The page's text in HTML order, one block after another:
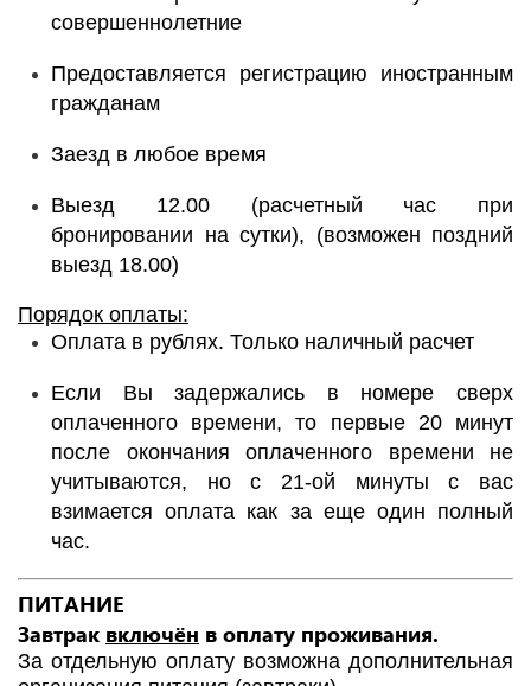
совершеннолетние
Предоставляется регистрацию иностранным
гражданам
Заезд в любое время
Выезд 12.00 (расчетный час при
бронировании на сутки), (возможен поздний
выезд 18.00)
Порядок оплаты:
Оплата в рублях. Только наличный расчет
Если Вы задержались в номере сверх
оплаченного времени, то первые 20 минут
после окончания оплаченного времени не
учитываются, но с 21-ой минуты с вас
взимается оплата как за еще один полный
час.
ПИТАНИЕ
Завтрак включён в оплату проживания.
За отдельную оплату возможна дополнительная